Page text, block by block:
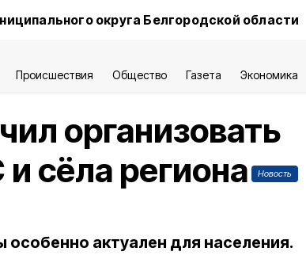
округа Белгородской области
Происшествия Общество Газета Экономика
организовать
сёла региона
Новость
актуален для населения.